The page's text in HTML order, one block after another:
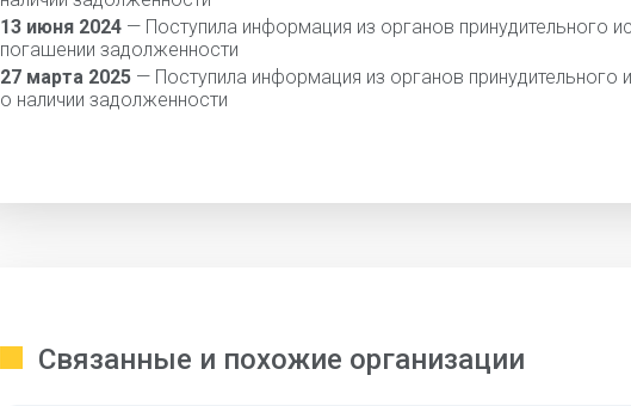
13 июня 2024— Поступила информация из органов принудительного
погашении задолженности
27 марта 2025— Поступила информация из органов принудительного
о наличии задолженности
Связанные и похожие организации